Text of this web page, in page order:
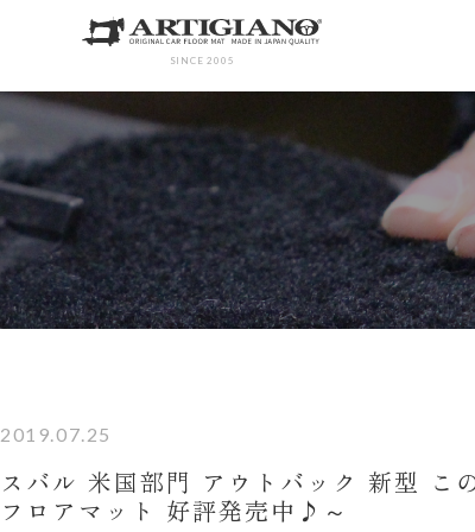
SINCE 2005
2019.07.25
スバル 米国部門 アウトバック 新型 こ
フロアマット 好評発売中♪～